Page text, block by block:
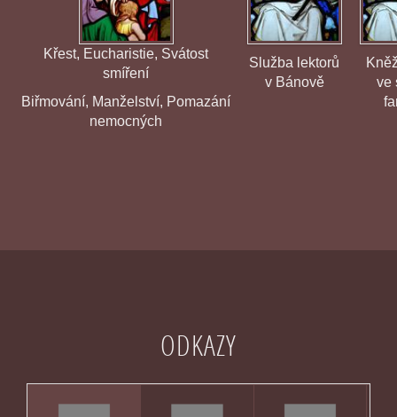
Křest, Eucharistie, Svátost
smíření
Biřmování, Manželství, Pomazání
nemocných
Služba lektorů
v Bánově
ve
ODKAZY